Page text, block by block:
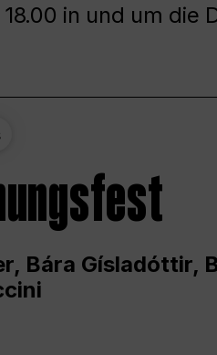
in und um die
Bára Gísladóttir,